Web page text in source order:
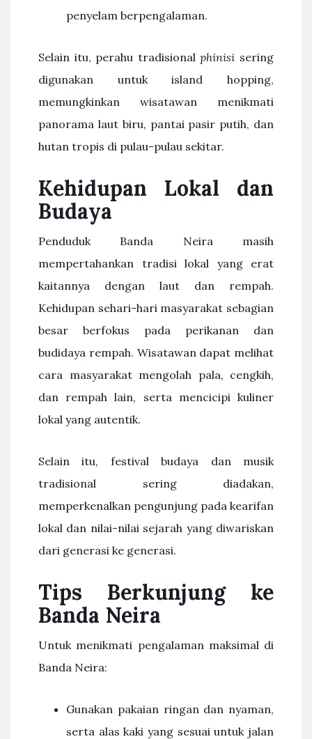
penyelam berpengalaman.
Selain itu, perahu tradisionalphinisi sering
digunakan untuk island hopping,
memungkinkan wisatawan menikmati
panorama laut biru, pantai pasir putih, dan
hutan tropis di pulau-pulau sekitar.
Kehidupan Lokal dan
Budaya
Penduduk Banda Neira masih
mempertahankan tradisi lokal yang erat
kaitannya dengan laut dan rempah.
Kehidupan sehari-hari masyarakat sebagian
besar berfokus pada perikanan dan
budidaya rempah. Wisatawan dapat melihat
cara masyarakat mengolah pala, cengkih,
dan rempah lain, serta mencicipi kuliner
lokal yang autentik.
Selain itu, festival budaya dan musik
tradisional sering diadakan,
memperkenalkan pengunjung pada kearifan
lokal dan nilai-nilai sejarah yang diwariskan
dari generasi ke generasi.
Tips Berkunjung ke
Banda Neira
Untuk menikmati pengalaman maksimal di
Banda Neira:
Gunakan pakaian ringan dan nyaman,
serta alas kaki yang sesuai untuk jalan